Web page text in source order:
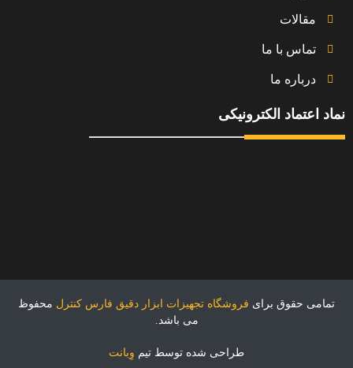
مقالات
تماس با ما
درباره ما
نماد اعتماد الکترونیکی
تمامی حقوق برای فروشگاه تجهیزات ابزار دقیق فارس کنترل محفوظ
می باشد.
طراحی شده توسط تیم وِبانت